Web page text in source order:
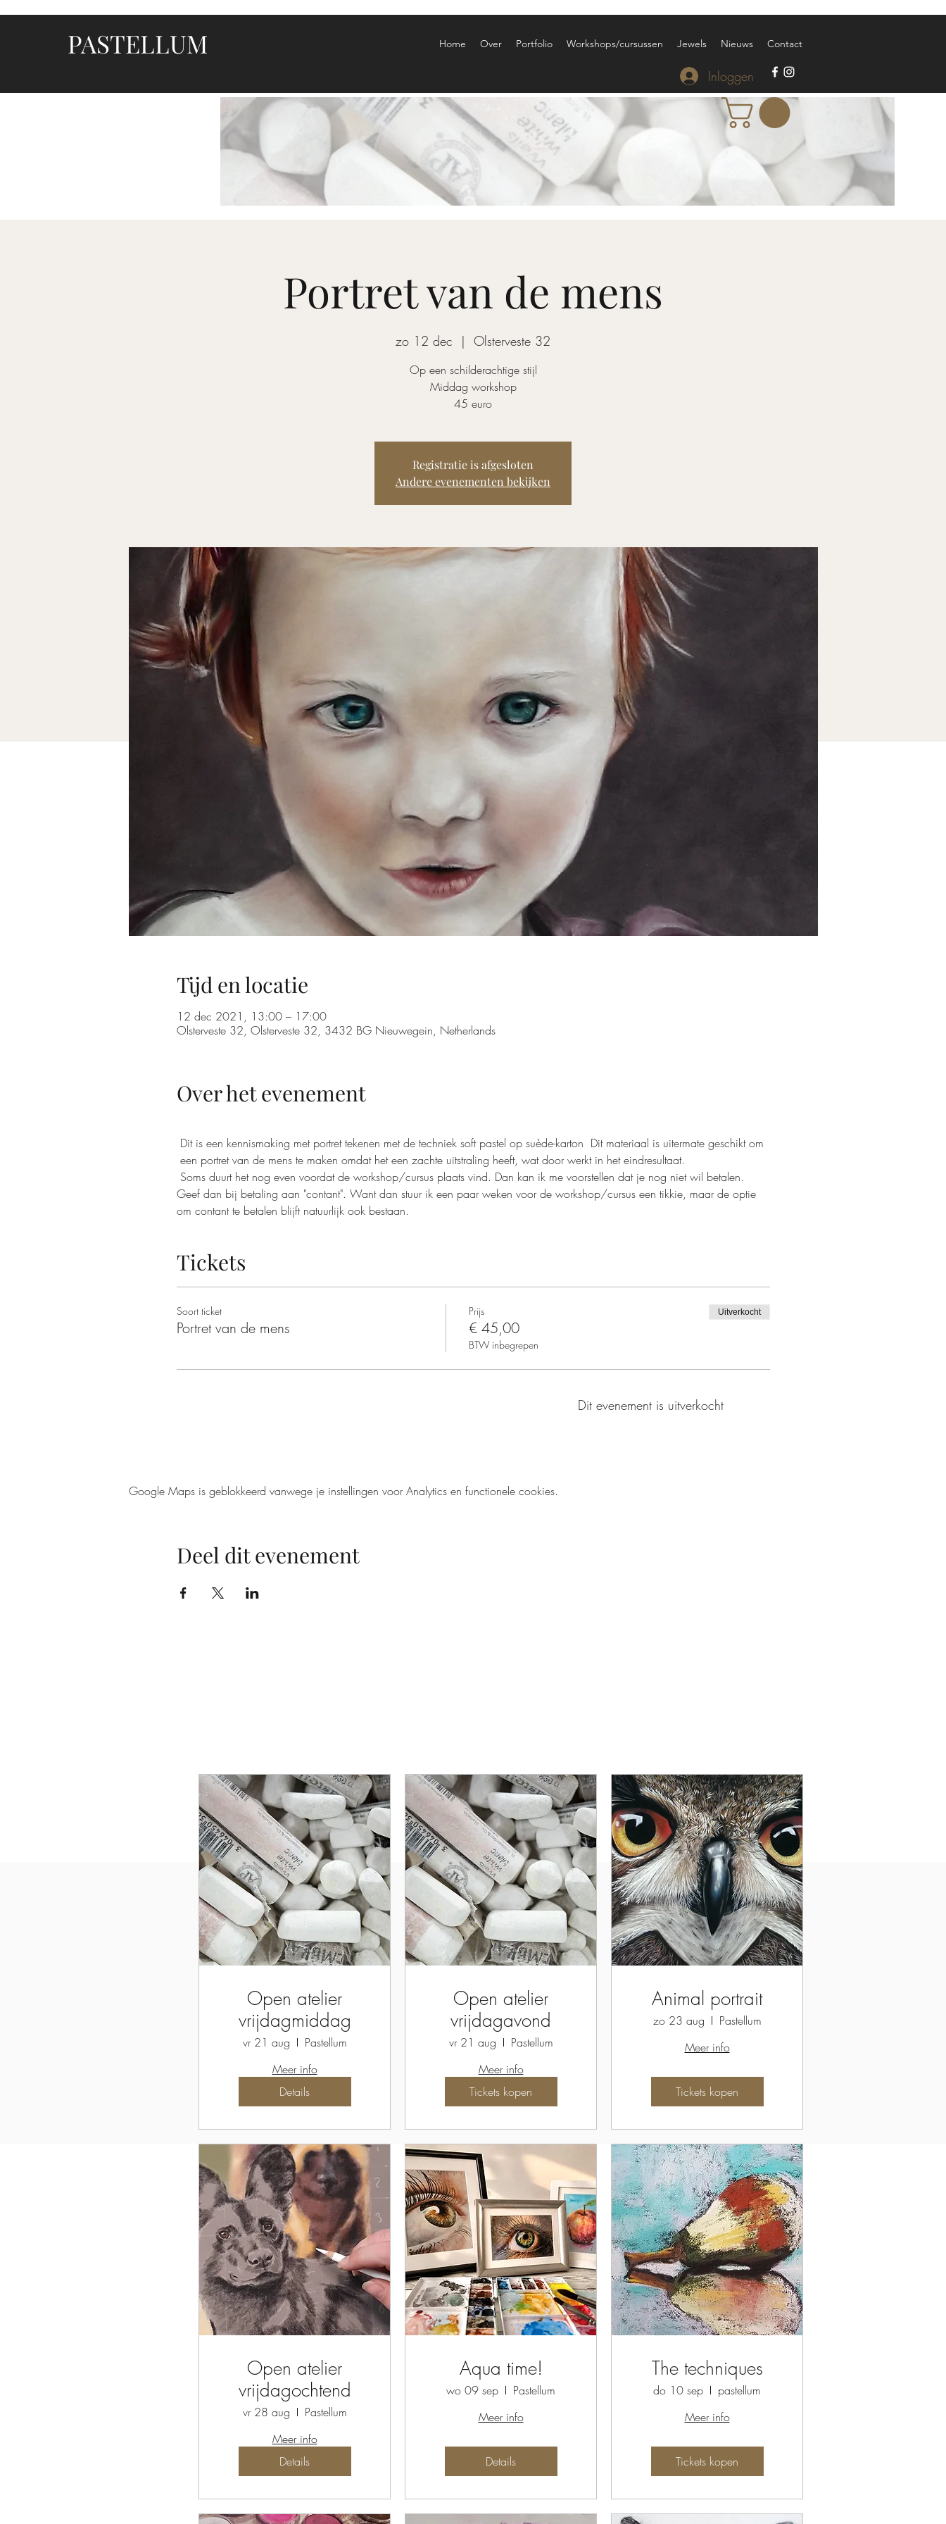
PASTELLUM Home Over Portfolio Workshops/cursussen Jewels Nieuws Contact
Inloggen
Let's draw and paint
Portret van de mens
zo 12 dec
  |
Olsterveste 32
Op een schilderachtige stijl
Middag workshop
45 euro
Registratie is afgesloten
Andere evenementen bekijken
Tijd en locatie
12 dec 2021, 13:00 – 17:00
Olsterveste 32, Olsterveste 32, 3432 BG Nieuwegein, Netherlands
Over het evenement
Dit is een kennismaking met portret tekenen met de techniek soft pastel op suède-karton  Dit materiaal is uitermate geschikt om
een portret van de mens te maken omdat het een zachte uitstraling heeft, wat door werkt in het eindresultaat.
Soms duurt het nog even voordat de workshop/cursus plaats vind. Dan kan ik me voorstellen dat je nog niet wil betalen.
Geef dan bij betaling aan "contant". Want dan stuur ik een paar weken voor de workshop/cursus een tikkie, maar de optie
om contant te betalen blijft natuurlijk ook bestaan.
Tickets
Soort ticket
Portret van de mens
Prijs
€ 45,00
BTW inbegrepen
Uitverkocht
Dit evenement is uitverkocht
Google Maps is geblokkeerd vanwege je instellingen voor Analytics en functionele cookies.
Deel dit evenement
Open atelier
vrijdagmiddag
vr 21 aug
Pastellum
Meer info
Details
Open atelier
vrijdagavond
vr 21 aug
Pastellum
Meer info
Tickets kopen
Animal portrait
zo 23 aug
Pastellum
Meer info
Tickets kopen
Open atelier
vrijdagochtend
vr 28 aug
Pastellum
Meer info
Details
Aqua time!
wo 09 sep
Pastellum
Meer info
Details
The techniques
do 10 sep
pastellum
Meer info
Tickets kopen